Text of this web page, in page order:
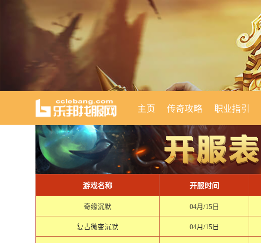
主页 传奇攻略 职业指引
游戏名称 开服时间
奇缘沉默 04月/15日
复古微变沉默 04月/15日